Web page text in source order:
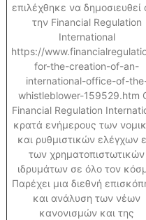
επιλέχθηκε να δημοσιευθεί
την Financial Regulation
International
https://
for-the-creation-of-an-
international-office-of-
whistleblower-159529.htm
Financial Regulation
κρατά ενήμερους των
και ρυθμιστικών ελέγχων
των χρηματοπιστωτικών
ιδρυμάτων σε όλο τον
Παρέχει μια διεθνή
και ανάλυση των νέων
κανονισμών και της